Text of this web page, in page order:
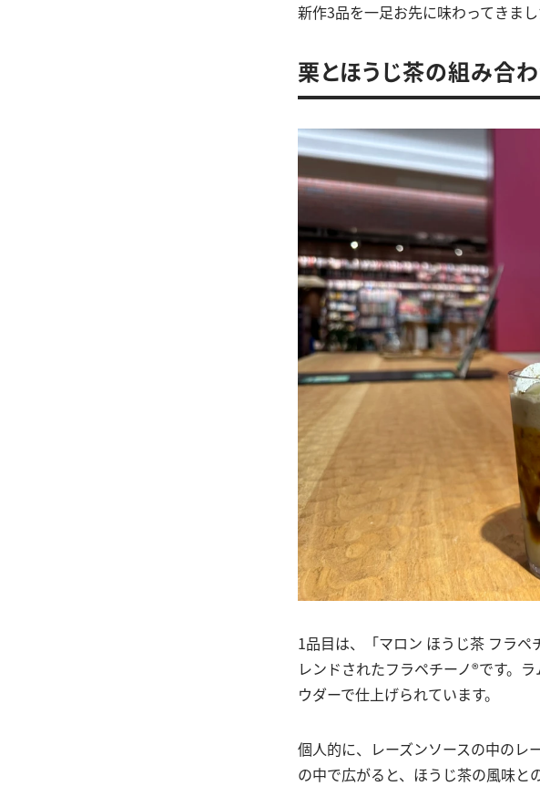
新作3品を一足お先に味わってきまし
栗とほうじ茶の組み合
1品目は、「マロン ほうじ茶 フラ
レンドされたフラペチーノ®です。
ウダーで仕上げられています。
個人的に、レーズンソースの中のレ
の中で広がると、ほうじ茶の風味と